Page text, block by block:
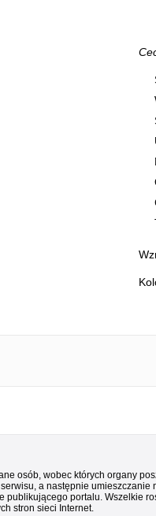
osób, wobec których organy
a następnie
publikującego portalu. Wszelkie
stron sieci Internet.